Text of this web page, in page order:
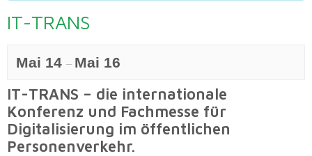
IT-TRANS
Mai 14 – Mai 16
IT-TRANS – die internationale
Konferenz und Fachmesse für
Digitalisierung im öffentlichen
Personenverkehr.